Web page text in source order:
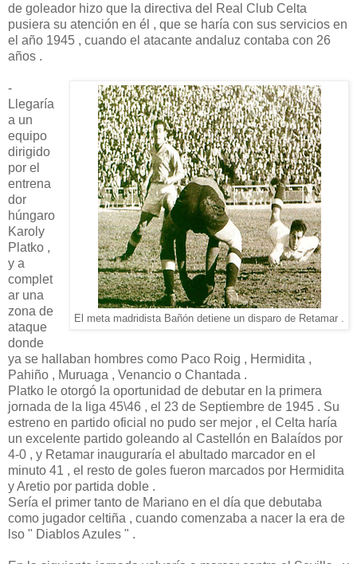
de goleador hizo que la directiva del Real Club Celta
pusiera su atención en él , que se haría con sus servicios en
el año 1945 , cuando el atacante andaluz contaba con 26
años .
El meta madridista Bañón detiene un disparo de Retamar .
-
Llegaría
a un
equipo
dirigido
por el
entrena
dor
húngaro
Karoly
Platko ,
y a
complet
ar una
zona de
ataque
donde
ya se hallaban hombres como Paco Roig , Hermidita ,
Pahiño , Muruaga , Venancio o Chantada .
Platko le otorgó la oportunidad de debutar en la primera
jornada de la liga 45\46 , el 23 de Septiembre de 1945 . Su
estreno en partido oficial no pudo ser mejor , el Celta haría
un excelente partido goleando al Castellón en Balaídos por
4-0 , y Retamar inauguraría el abultado marcador en el
minuto 41 , el resto de goles fueron marcados por Hermidita
y Aretio por partida doble .
Sería el primer tanto de Mariano en el día que debutaba
como jugador celtiña , cuando comenzaba a nacer la era de
lso " Diablos Azules " .